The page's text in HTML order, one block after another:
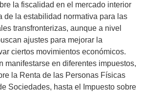
la fiscalidad en el mercado interior
de la estabilidad normativa para las
transfronterizas, aunque a nivel
ajustes para mejorar la
ciertos movimientos económicos.
manifestarse en diferentes impuestos,
la Renta de las Personas Físicas
Sociedades, hasta el Impuesto sobre